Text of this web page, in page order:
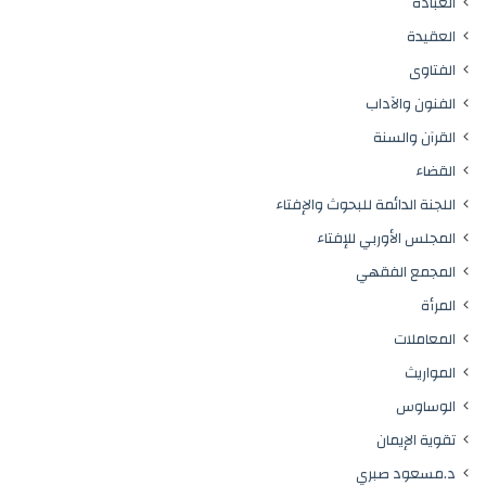
العقيدة
الفتاوى
الفنون والآداب
القرآن والسنة
القضاء
اللجنة الدائمة للبحوث والإفتاء
المجلس الأوربي للإفتاء
المجمع الفقهي
المرأة
المعاملات
المواريث
الوساوس
تقوية الإيمان
د.مسعود صبري